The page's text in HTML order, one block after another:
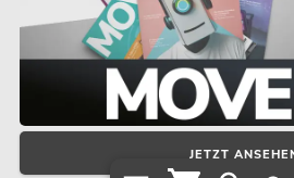
JETZT